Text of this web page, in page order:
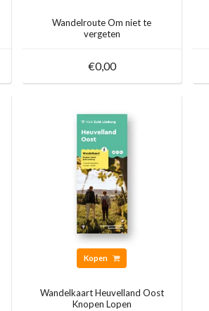
Wandelroute Om niet te
vergeten
€0,00
Kopen
Wandelkaart Heuvelland Oost
Knopen Lopen